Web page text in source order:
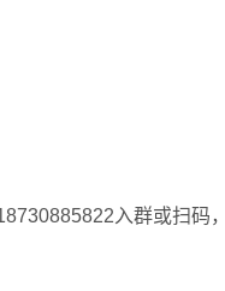
入群或扫码